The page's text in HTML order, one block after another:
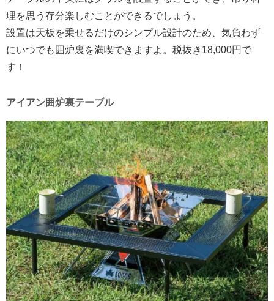
理を思う存分楽しむことができるでしょう。
設置は天板を乗せるだけのシンプル設計のため、気負わず
にいつでも囲炉裏を満喫できますよ。税抜き18,000円で
す！
アイアン囲炉裏テーブル